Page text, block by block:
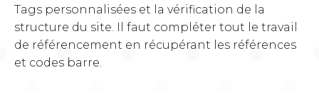
Tags personnalisées et la vérification de la
structure du site. Il faut compléter tout le travail
de référencement en récupérant les références
et codes barre.